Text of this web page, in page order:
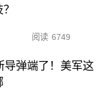
阅读 6749
导弹端了！美军这